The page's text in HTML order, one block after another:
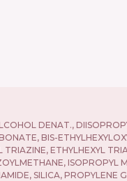
DENAT.,
BIS-
TRIAZINE, ETHYLHEXYL
ISOPROPYL
SILICA, PROPYLENE